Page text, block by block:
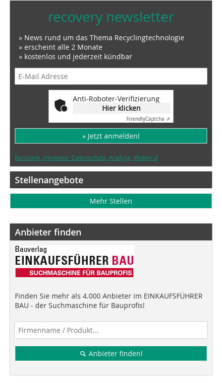
recovery newsletter
» News rund um das Thema Recyclingtechnologie
» erscheint alle 2 Monate
» kostenlos und jederzeit kündbar
Anti-Roboter-Verifizierung
Hier klicken
FriendlyCaptcha ⇗
» Jetzt anmelden!
Beispiele, Hinweise: Datenschutz, Analyse, Widerruf
Stellenangebote
Mehr Stellen
Anbieter finden
Finden Sie mehr als 4.000 Anbieter im EINKAUFSFÜHRER
BAU - der Suchmaschine für Bauprofis!
Anbieter finden!